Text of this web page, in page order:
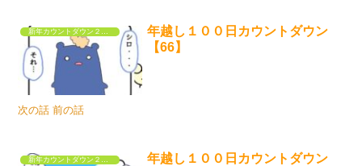
新年カウントダウン２０２５
年越し１００日カウントダウン
【66】
次の話 前の話
年越し１００日カウントダウン